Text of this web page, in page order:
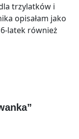
trzylatków i
opisałam jako
latek również